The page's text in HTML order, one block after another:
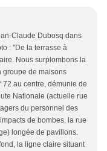
Claude Dubosq dans
: "De la terrasse à
Nous surplombons la
groupe de maisons
72 au centre, démunie de
Nationale (actuelle rue
du personnel des
de bombes, la rue
longée de pavillons.
la ligne claire situant